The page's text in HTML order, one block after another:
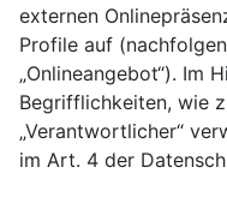
externen
Profile auf
„Onlineangebot“). Im
Begrifflichkeiten, wie
„Verantwortlicher“
im Art. 4 der